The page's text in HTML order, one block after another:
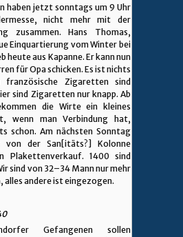
haben jetzt sonntags um 9 Uhr
nicht mehr mit der
zusammen. Hans Thomas,
Einquartierung vom Winter bei
heute aus Kapanne. Er kann nun
für Opa schicken. Es ist nichts
französische Zigaretten sind
sind Zigaretten nur knapp. Ab
die Wirte ein kleines
wenn man Verbindung hat,
schon. Am nächsten Sonntag
von der San[itäts?] Kolonne
Plakettenverkauf. 1400 sind
sind von 32–34 Mann nur mehr
alles andere ist eingezogen.
Gefangenen sollen